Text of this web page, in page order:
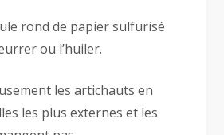
rond de papier sulfurisé
ou l’huiler.
les artichauts en
les plus externes et les